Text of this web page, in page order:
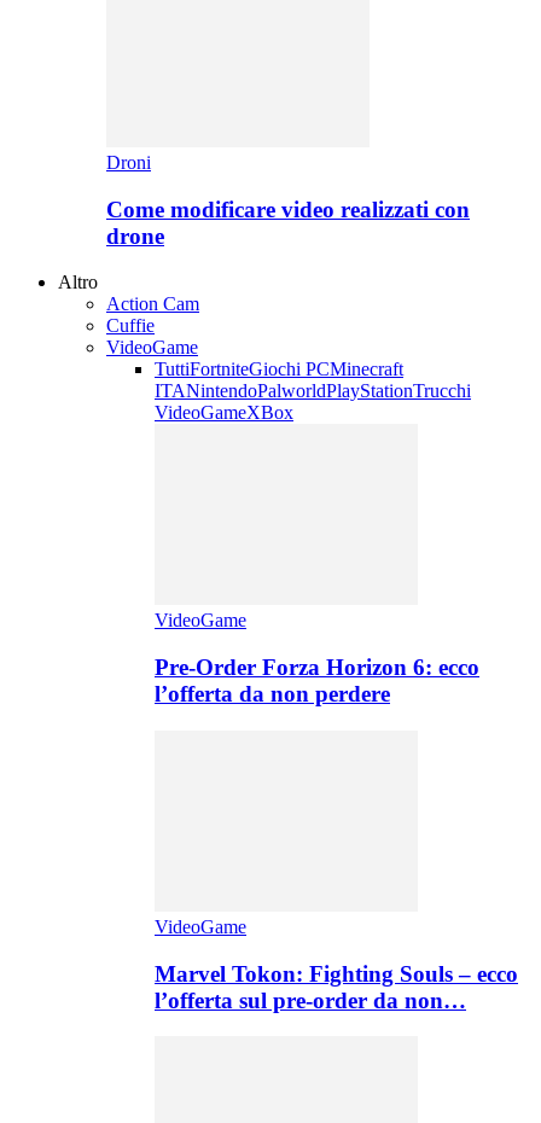
Droni
Come modificare video realizzati con
drone
Altro
Action Cam
Cuffie
VideoGame
TuttiFortniteGiochi PCMinecraft
ITANintendoPalworldPlayStationTrucchi
VideoGameXBox
VideoGame
Pre-Order Forza Horizon 6: ecco
l’offerta da non perdere
VideoGame
Marvel Tokon: Fighting Souls – ecco
l’offerta sul pre-order da non…